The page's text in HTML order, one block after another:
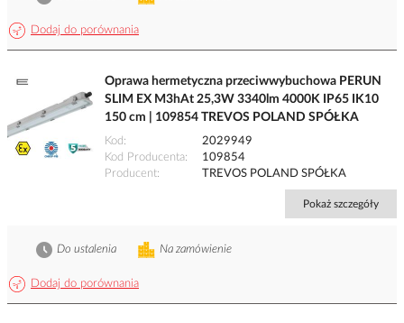
Dodaj do porównania
Oprawa hermetyczna przeciwwybuchowa PERUN
SLIM EX M3hAt 25,3W 3340lm 4000K IP65 IK10
150 cm | 109854 TREVOS POLAND SPÓŁKA
Kod
2029949
Kod Producenta
109854
Producent
TREVOS POLAND SPÓŁKA
Pokaż szczegóły
Dodaj do porównania
Na zamówienie
Do ustalenia